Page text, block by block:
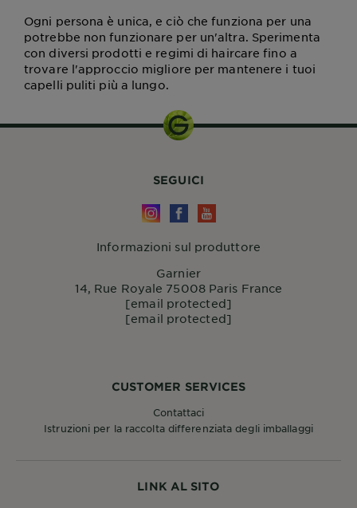
Ogni persona è unica, e ciò che funziona per una
potrebbe non funzionare per un'altra. Sperimenta
con diversi prodotti e regimi di haircare fino a
trovare l'approccio migliore per mantenere i tuoi
capelli puliti più a lungo.
LINK AL SITO
CUSTOMER SERVICES
Contattaci
Istruzioni per la raccolta differenziata degli imballaggi
SEGUICI
Informazioni sul produttore
Garnier
14, Rue Royale 75008 Paris France
[email protected]
[email protected]